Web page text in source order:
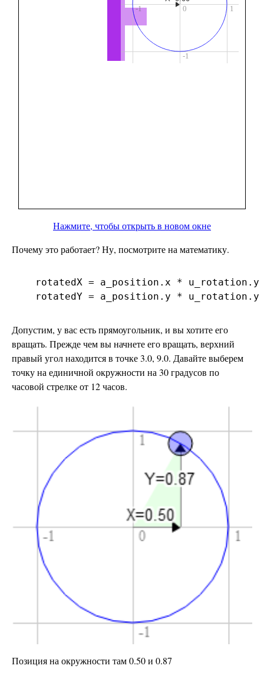
Нажмите, чтобы открыть в новом окне
Почему это работает? Ну, посмотрите на математику.
rotatedX = a_position.x *
Допустим, у вас есть прямоугольник, и вы хотите его
вращать. Прежде чем вы начнете его вращать, верхний
правый угол находится в точке 3.0, 9.0. Давайте выберем
точку на единичной окружности на 30 градусов по
часовой стрелке от 12 часов.
Позиция на окружности там 0.50 и 0.87